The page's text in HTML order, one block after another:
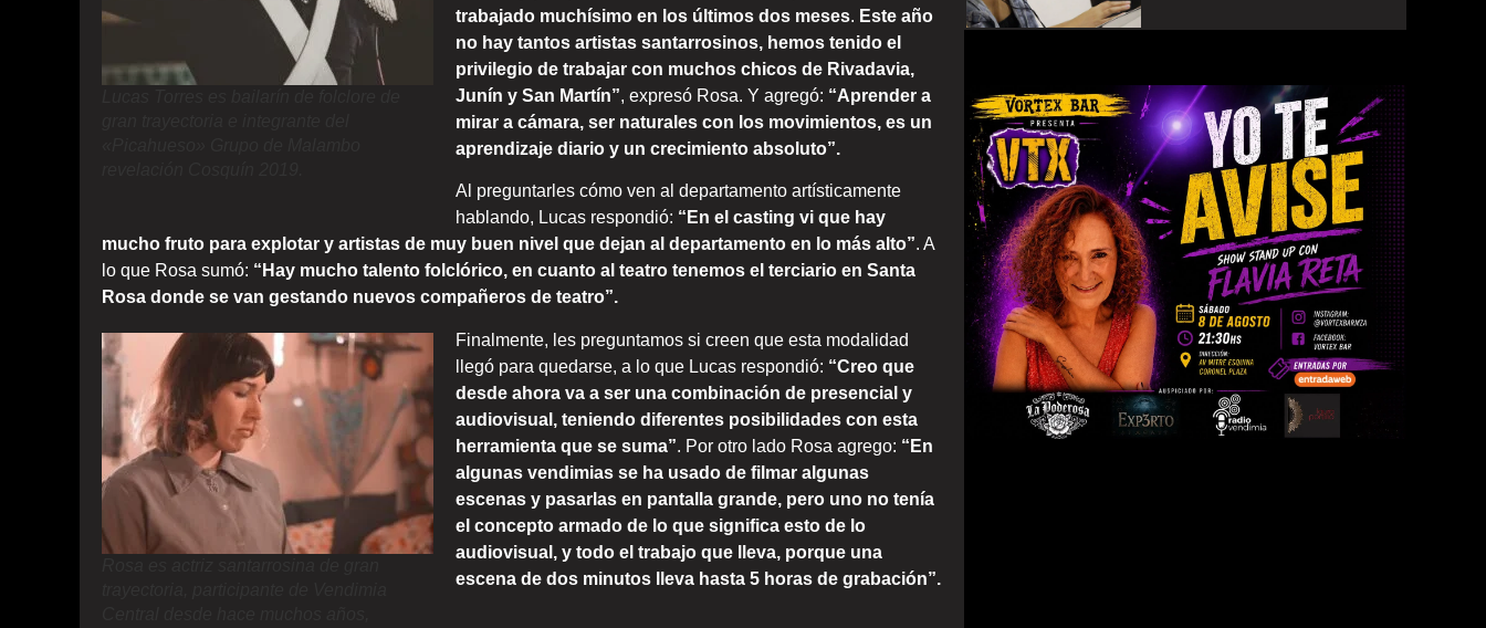
trabajado muchísimo en los últimos dos meses. Este año
no hay tantos artistas santarrosinos, hemos tenido el
privilegio de trabajar con muchos chicos de Rivadavia,
Junín y San Martín”, expresó Rosa. Y agregó: “Aprender a
mirar a cámara, ser naturales con los movimientos, es un
aprendizaje diario y un crecimiento absoluto”.
Al preguntarles cómo ven al departamento artísticamente
hablando, Lucas respondió: “En el casting vi que hay
mucho fruto para explotar y artistas de muy buen nivel que dejan al departamento en lo más alto”. A
lo que Rosa sumó: “Hay mucho talento folclórico, en cuanto al teatro tenemos el terciario en Santa
Rosa donde se van gestando nuevos compañeros de teatro”.
Finalmente, les preguntamos si creen que esta modalidad
llegó para quedarse, a lo que Lucas respondió: “Creo que
desde ahora va a ser una combinación de presencial y
audiovisual, teniendo diferentes posibilidades con esta
herramienta que se suma”. Por otro lado Rosa agrego: “En
algunas vendimias se ha usado de filmar algunas
escenas y pasarlas en pantalla grande, pero uno no tenía
el concepto armado de lo que significa esto de lo
audiovisual, y todo el trabajo que lleva, porque una
escena de dos minutos lleva hasta 5 horas de grabación”.